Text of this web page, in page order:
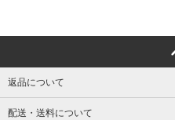
返品について
配送・送料について